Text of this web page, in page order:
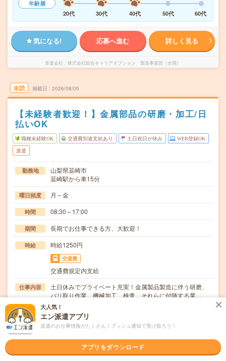
年齢層
20代
30代 40代 50代 60代
気になる! 応募へ進む 詳しく見る
派遣会社 株式会社綜合キャリアオプション 製造事業部（全国）
未読 掲載日 2026/08/05
【未経験者歓迎！】金属部品の研磨・加工/日
払いOK
職種未経験OK 交通費別途支給あり 土日祝日が休み WEB登録OK
派遣
勤務地
山梨県韮崎市
韮崎駅から車15分
曜日頻度 月～金
時間 08:30～17:00
期間 長期でお仕事できる方、大歓迎！
時給 時給1250円
交通費
交通費規定内支給
仕事内容
土日休みでプライベート充実！金属製品製造に伴う研磨、
バリ取り作業、機械加工、検査、それらに付随する業…
応募資格
職種未経験OK / ブランクOK / 英語力不要
◆未経験OK！〇まずは事前登録だけでもOK！履歴書不要
で気軽にオンライン登録★氏名・職種などを入力す…
大人気！
エン派遣アプリ
派遣のお仕事情報がたくさん！プッシュ通知で受け取ろう！
アプリをダウンロード